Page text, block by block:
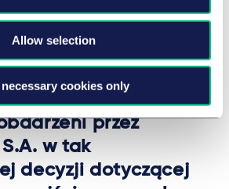
Allow selection
necessary cookies only
podatkowych: of CounselMarcin
z zaufania jakim
przez
w tak
decyzji dotyczącej